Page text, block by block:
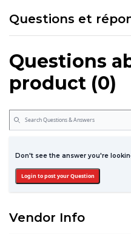
Questions et
Questions
product (0)
Don't see the answer you're
Login to post your Question
Vendor Info